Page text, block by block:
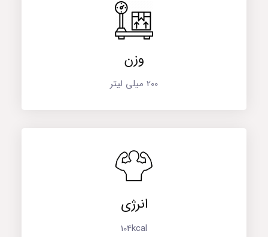
وزن
200 میلی لیتر
انرژی
104kcal